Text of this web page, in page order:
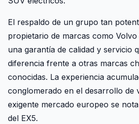
El respaldo de un grupo tan
propietario de marcas como
una garantía de calidad y servicio
diferencia frente a otras marcas
conocidas. La experiencia
conglomerado en el desarrollo de
exigente mercado europeo se
del EX5.